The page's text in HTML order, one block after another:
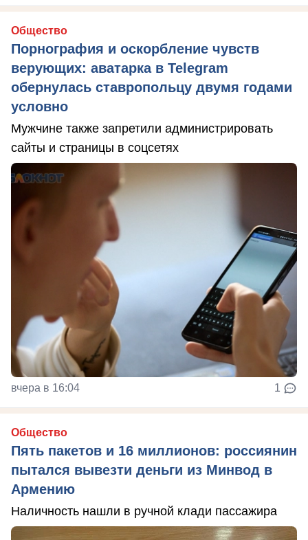
Общество
Порнография и оскорбление чувств
верующих: аватарка в Telegram
обернулась ставропольцу двумя годами
условно
Мужчине также запретили администрировать
сайты и страницы в соцсетях
вчера в 16:04 1
Общество
Пять пакетов и 16 миллионов: россиянин
пытался вывезти деньги из Минвод в
Армению
Наличность нашли в ручной клади пассажира